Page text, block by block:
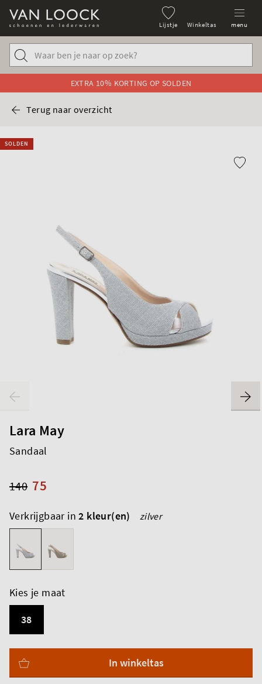
Lijstje Winkeltas menu
EXTRA 10% KORTING OP SOLDEN
Terug naar overzicht
SOLDEN
Lara May
Sandaal
75
140
Verkrijgbaar in2 kleur(en) zilver
Kies je maat
38
In winkeltas